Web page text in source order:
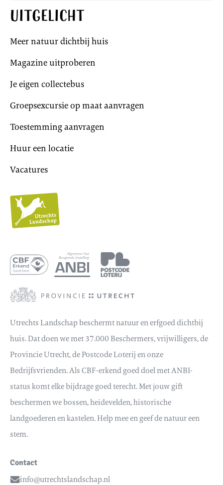
Uitgelicht
Meer natuur dichtbij huis
Magazine uitproberen
Je eigen collectebus
Groepsexcursie op maat aanvragen
Toestemming aanvragen
Huur een locatie
Vacatures
Utrechts Landschap beschermt natuur en erfgoed dichtbij
huis. Dat doen we met 37.000 Beschermers, vrijwilligers, de
Provincie Utrecht, de Postcode Loterij en onze
Bedrijfsvrienden. Als CBF-erkend goed doel met ANBI-
status komt elke bijdrage goed terecht. Met jouw gift
beschermen we bossen, heidevelden, historische
landgoederen en kastelen. Help mee en geef de natuur een
stem.
Contact
info@utrechtslandschap.nl